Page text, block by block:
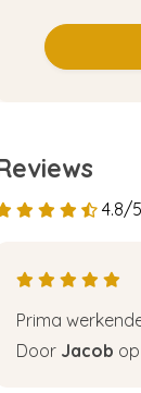
4.8/
Prima
Door Jacob